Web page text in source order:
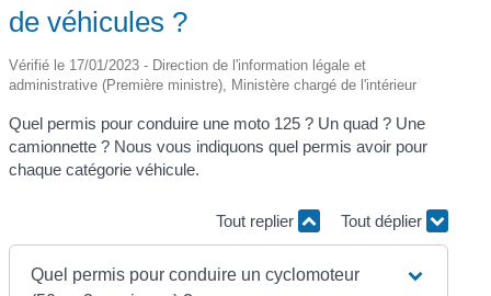
de véhicules ?
Vérifié le 17/01/2023 - Direction de l'information légale et
administrative (Première ministre), Ministère chargé de l'intérieur
Quel permis pour conduire une moto 125 ? Un quad ? Une
camionnette ? Nous vous indiquons quel permis avoir pour
chaque catégorie véhicule.
Tout replier Tout déplier
Quel permis pour conduire un cyclomoteur